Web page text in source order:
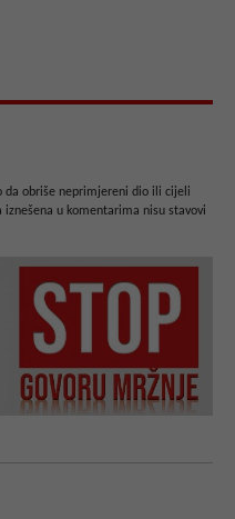
da obriše neprimjereni dio ili cijeli
u komentarima nisu stavovi